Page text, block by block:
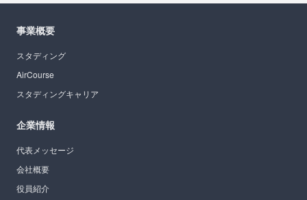
事業概要
スタディング
AirCourse
スタディングキャリア
企業情報
代表メッセージ
会社概要
役員紹介